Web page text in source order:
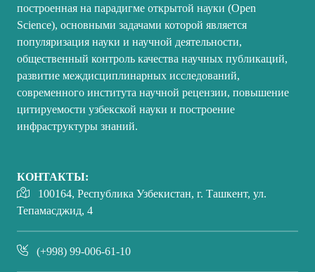
построенная на парадигме открытой науки (Open
Science), основными задачами которой является
популяризация науки и научной деятельности,
общественный контроль качества научных публикаций,
развитие междисциплинарных исследований,
современного института научной рецензии, повышение
цитируемости узбекской науки и построение
инфраструктуры знаний.
КОНТАКТЫ:
100164, Республика Узбекистан, г. Ташкент, ул.
Тепамасджид, 4
(+998) 99-006-61-10